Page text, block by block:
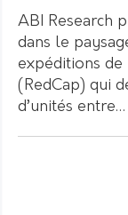
ABI Research
dans le
expéditions de
(RedCap) qui
d’unités entre…